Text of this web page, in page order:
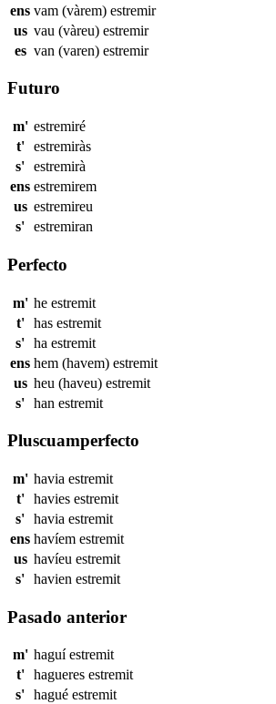
ens vam (vàrem) estremir
us vau (vàreu) estremir
es van (varen) estremir
Futuro
m' estremiré
t'
estremiràs
s' estremirà
ens estremirem
us estremireu
s' estremiran
Perfecto
m' he estremit
t'
has estremit
s' ha estremit
ens hem (havem) estremit
us heu (haveu) estremit
s' han estremit
Pluscuamperfecto
m' havia estremit
t'
havies estremit
s' havia estremit
ens havíem estremit
us havíeu estremit
s' havien estremit
Pasado anterior
m' haguíestremit
t'
hagueres estremit
s' hagué estremit